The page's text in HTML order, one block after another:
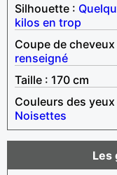
Silhouette :
kilos en trop
Coupe de cheveux
renseigné
Taille : 170 cm
Couleurs des yeux
Noisettes
Les